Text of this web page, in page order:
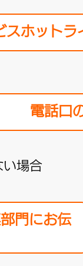
スホット
電話口
場合
門にお伝